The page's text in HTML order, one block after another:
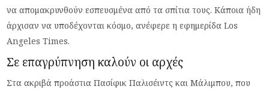
να απομακρυνθούν εσπευσμένα από τα σπίτια τους. Κάποια ήδη
άρχισαν να υποδέχονται κόσμο, ανέφερε η εφημερίδα Los
Angeles Times.
Σε επαγρύπνηση καλούν οι αρχές
Στα ακριβά προάστια Πασίφικ Παλισέιντς και Μάλιμπου, που